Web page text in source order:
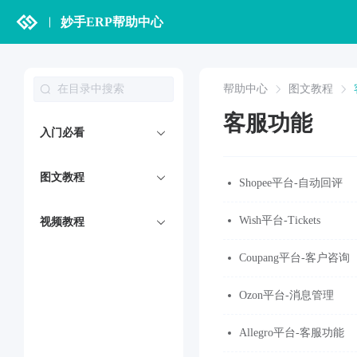
妙手ERP帮助中心
入门必看
图文教程
视频教程
帮助中心 图文教程
客服功能
Shopee平台-自动回评
Wish平台-Tickets
Coupang平台-客户咨询
Ozon平台-消息管理
Allegro平台-客服功能